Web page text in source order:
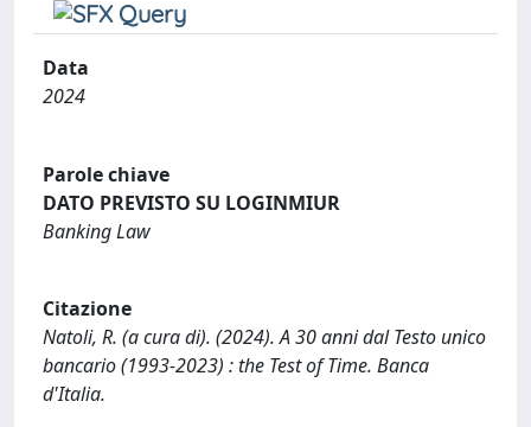
Data
2024
Parole chiave
DATO PREVISTO SU LOGINMIUR
Banking Law
Citazione
Natoli, R. (a cura di). (2024). A 30 anni dal Testo unico
bancario (1993-2023) : the Test of Time. Banca
d'Italia.